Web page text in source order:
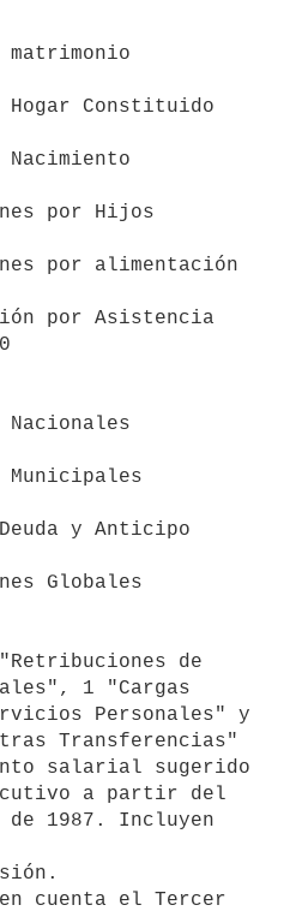
Constituido
por Hijos
por alimentación
por Asistencia
y Anticipo
Globales
1 "Cargas
Personales" y
Transferencias"
salarial sugerido
a partir del
de 1987. Incluyen